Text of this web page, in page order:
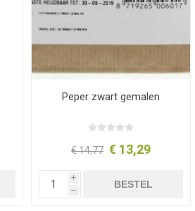
Peper zwart gemalen
€ 14,77 € 13,29
i
h
BESTEL